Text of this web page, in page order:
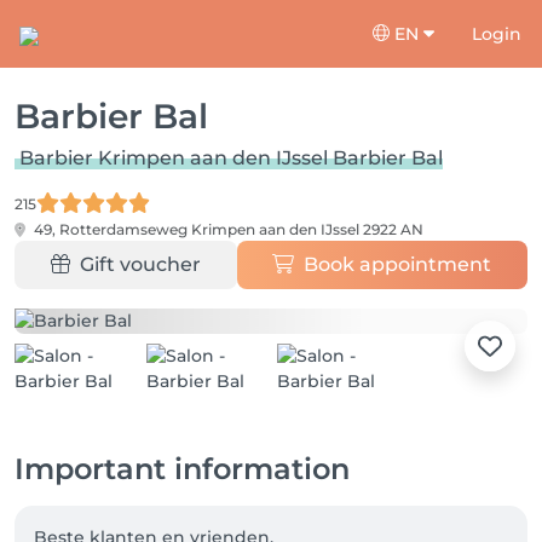
EN Login
Barbier Bal
Barbier Krimpen aan den IJssel Barbier Bal
215
49, Rotterdamseweg Krimpen aan den IJssel 2922 AN
Gift voucher Book appointment
Important information
Beste klanten en vrienden,